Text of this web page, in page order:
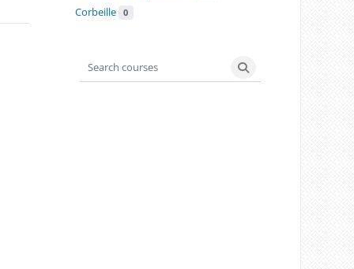
Corbeille 0
Search courses
Search courses